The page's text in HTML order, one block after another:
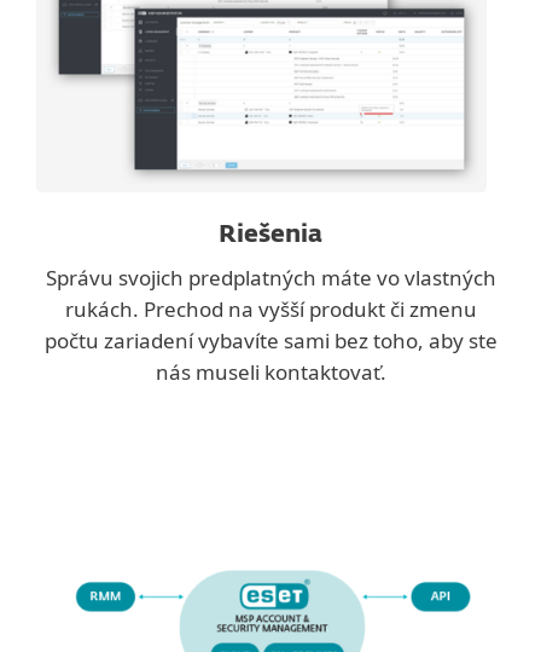
Riešenia
Správu svojich predplatných máte vo vlastných
rukách. Prechod na vyšší produkt či zmenu
počtu zariadení vybavíte sami bez toho, aby ste
nás museli kontaktovať.